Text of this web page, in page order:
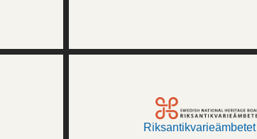
Riksantikvarieämbetet